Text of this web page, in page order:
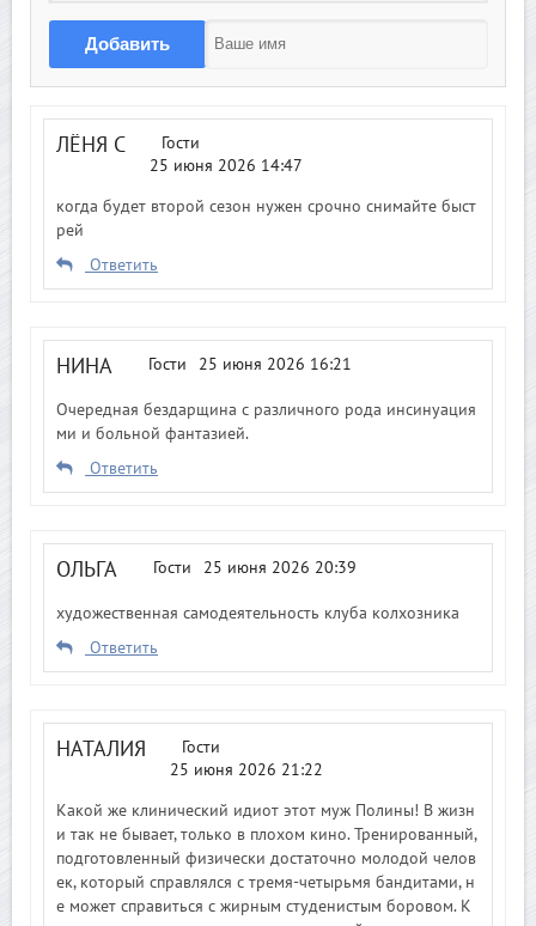
Добавить
ЛЁНЯ С
Гости
25 июня 2026 14:47
когда будет второй сезон нужен срочно снимайте быст
рей
Ответить
НИНА Гости 25 июня 2026 16:21
Очередная бездарщина с различного рода инсинуация
ми и больной фантазией.
Ответить
ОЛЬГА Гости 25 июня 2026 20:39
художественная самодеятельность клуба колхозника
Ответить
НАТАЛИЯ
Гости
25 июня 2026 21:22
Какой же клинический идиот этот муж Полины! В жизн
и так не бывает, только в плохом кино. Тренированный,
подготовленный физически достаточно молодой челов
ек, который справлялся с тремя-четырьмя бандитами, н
е может справиться с жирным студенистым боровом. К